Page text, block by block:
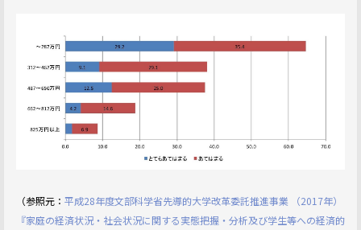
（参照元： 平成28年度文部科学省先導的大学改革委託推進事業 （2017年）
『家庭の経済状況・社会状況に関する実態把握・分析及び学生等への経済的